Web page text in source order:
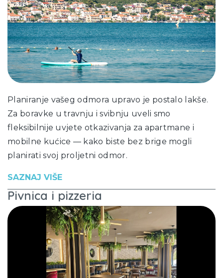
Planiranje vašeg odmora upravo je postalo lakše.
Za boravke u travnju i svibnju uveli smo
fleksibilnije uvjete otkazivanja za apartmane i
mobilne kućice — kako biste bez brige mogli
planirati svoj proljetni odmor.
SAZNAJ VIŠE
Pivnica i pizzeria